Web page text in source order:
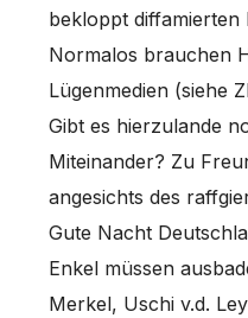
bekloppt diffamierten
Normalos brauchen
Lügenmedien (siehe
Gibt es hierzulande
Miteinander? Zu
angesichts des
Gute Nacht
Enkel müssen
Merkel, Uschi v.d.